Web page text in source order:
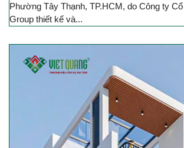
Phường Tây Thạnh, TP.HCM, do Công ty
Group thiết kế và...